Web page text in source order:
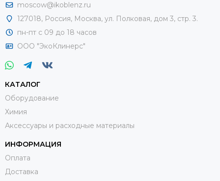
moscow@ikoblenz.ru
127018, Россия, Москва, ул. Полковая, дом 3, стр. 3.
пн-пт с 09 до 18 часов
ООО "ЭкоКлинерс"
КАТАЛОГ
Оборудование
Химия
Аксессуары и расходные материалы
ИНФОРМАЦИЯ
Оплата
Доставка